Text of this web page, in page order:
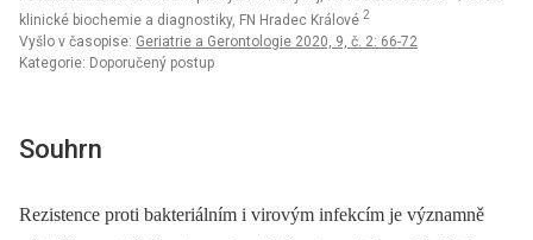
klinické biochemie a diagnostiky, FN Hradec Králové 2
Vyšlo v časopise: Geriatrie a Gerontologie 2020, 9, č. 2: 66-72
Kategorie: Doporučený postup
Souhrn
Rezistence proti bakteriálním i virovým infekcím je významně